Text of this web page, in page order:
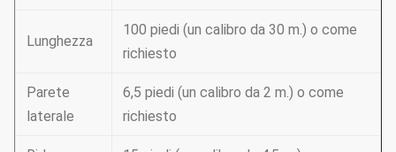
Lunghezza
100 piedi (un calibro da 30 m.) o come
richiesto
Parete
laterale
6,5 piedi (un calibro da 2 m.) o come
richiesto